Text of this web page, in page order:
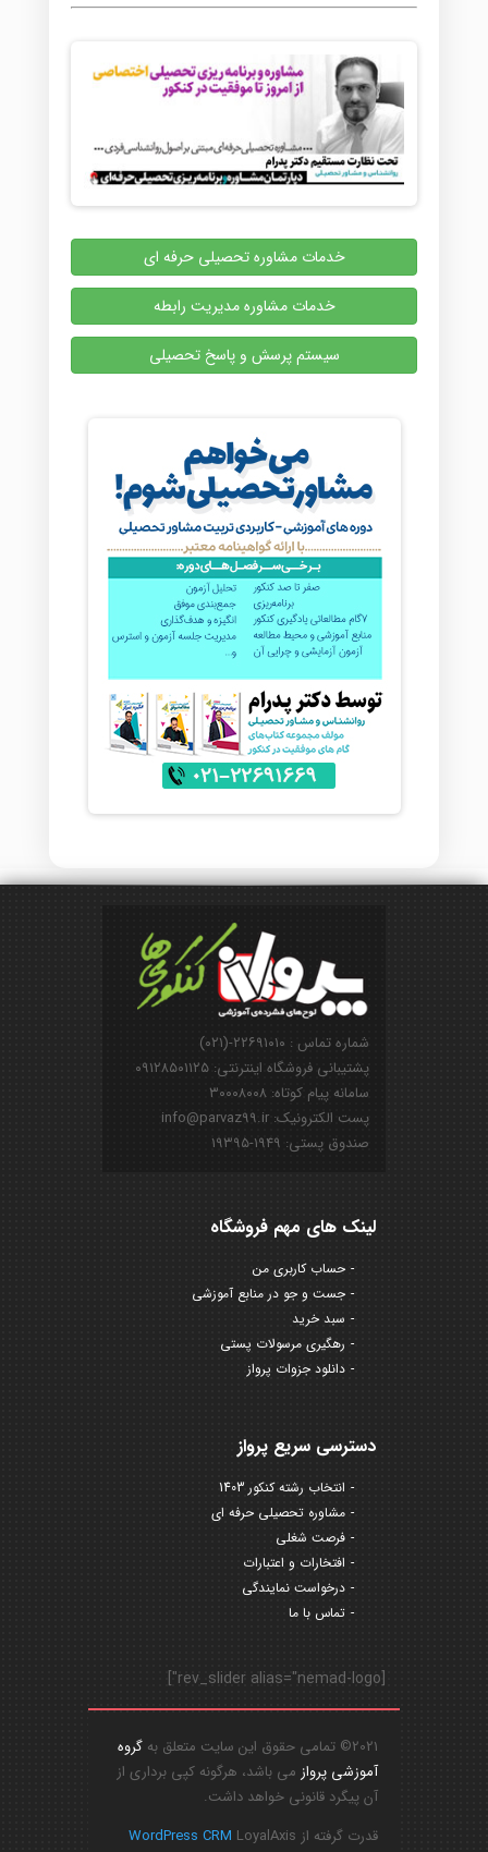
خدمات مشاوره تحصیلی حرفه ای
خدمات مشاوره مدیریت رابطه
سیستم پرسش و پاسخ تحصیلی
شماره تماس : ۲۲۶۹۱۰۱۰-(۰۲۱)
پشتیبانی فروشگاه اینترنتی: ۰۹۱۲۸۵۰۱۱۲۵
سامانه پیام کوتاه: ۳۰۰۰۸۰۰۸
پست الکترونیک: info@parvaz99.ir
صندوق پستی: ۱۹۴۹-۱۹۳۹۵
لینک های مهم فروشگاه
حساب کاربری من
جست و جو در منابع آموزشی
سبد خرید
رهگیری مرسولات پستی
دانلود جزوات پرواز
دسترسی سریع پرواز
انتخاب رشته کنکور 1403
مشاوره تحصیلی حرفه ای
فرصت شغلی
افتخارات و اعتبارات
درخواست نمایندگی
تماس با ما
[rev_slider alias="nemad-logo"]
2021© تمامی حقوق این سایت متعلق به
گروه
آموزشی پروازمی باشد، هرگونه کپی برداری از
آن پیگرد قانونی خواهد داشت.
قدرت گرفته از
WordPress CRM LoyalAxis